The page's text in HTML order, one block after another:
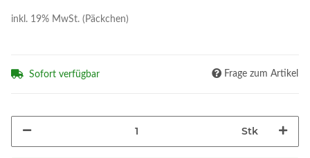
inkl. 19% MwSt. (Päckchen)
Sofort verfügbar Frage zum Artikel
Stk